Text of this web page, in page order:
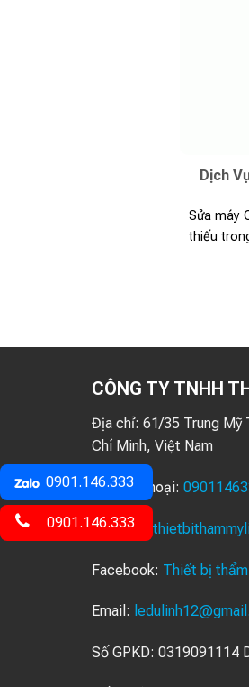
Dịch
Sửa máy
thiếu
CÔNG TY TNHH
Địa chỉ: 61/35 Trung Mỹ
Chí Minh, Việt Nam
Số điện thoại:
Website:
Facebook: Thiết bị
Email:
Số GPKD: 0319091114
0901.146.333
0901.146.333